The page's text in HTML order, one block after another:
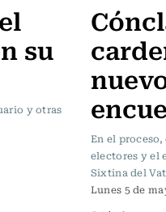
su
y otras
En el
electores y el
Sixtina del
Lunes 5 de